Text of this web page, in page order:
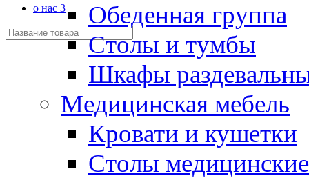
о нас 3
Обеденная группа
Столы и тумбы
Шкафы
Медицинская мебель
Кровати и кушетки
Столы медицинские